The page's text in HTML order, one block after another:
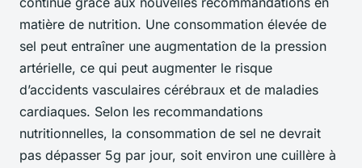
matière de nutrition. Une consommation élevée de
sel peut entraîner une augmentation de la pression
artérielle, ce qui peut augmenter le risque
d’accidents vasculaires cérébraux et de maladies
cardiaques. Selon les recommandations
nutritionnelles, la consommation de sel ne devrait
pas dépasser 5g par jour, soit environ une cuillère à